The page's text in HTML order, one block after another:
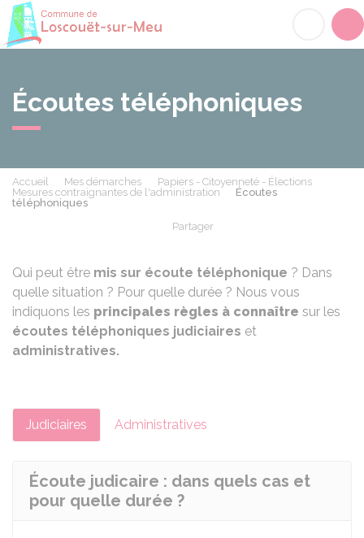
Écoutes téléphoniques
Accueil Mes démarches
Papiers - Citoyenneté - Élections
Mesures contraignantes de l'administration
Écoutes
téléphoniques
Partager
Qui peut être mis sur écoute téléphonique ? Dans
quelle situation ? Pour quelle durée ? Nous vous
indiquons les principales règles à connaître sur les
écoutes téléphoniques judiciaires et
administratives.
Judiciaires Administratives
Écoute judicaire : dans quels cas et
pour quelle durée ?